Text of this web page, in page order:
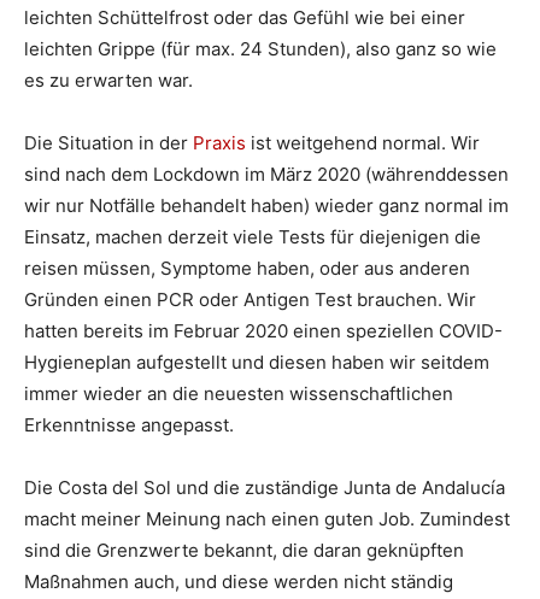
leichten Schüttelfrost oder das Gefühl wie bei einer
leichten Grippe (für max. 24 Stunden), also ganz so wie
es zu erwarten war.
Die Situation in der Praxis ist weitgehend normal. Wir
sind nach dem Lockdown im März 2020 (währenddessen
wir nur Notfälle behandelt haben) wieder ganz normal im
Einsatz, machen derzeit viele Tests für diejenigen die
reisen müssen, Symptome haben, oder aus anderen
Gründen einen PCR oder Antigen Test brauchen. Wir
hatten bereits im Februar 2020 einen speziellen COVID-
Hygieneplan aufgestellt und diesen haben wir seitdem
immer wieder an die neuesten wissenschaftlichen
Erkenntnisse angepasst.
Die Costa del Sol und die zuständige Junta de Andalucía
macht meiner Meinung nach einen guten Job. Zumindest
sind die Grenzwerte bekannt, die daran geknüpften
Maßnahmen auch, und diese werden nicht ständig